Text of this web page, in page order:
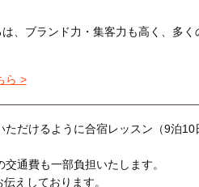
、ブランド力・集客力も高く、多く
ら >
だけるように合宿レッスン（9泊10
通費も一部負担いたします。
えしております。